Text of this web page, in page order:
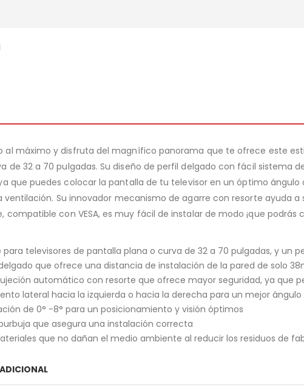
al máximo y disfruta del magnífico panorama que te ofrece este
de 32 a 70 pulgadas. Su diseño de perfil delgado con fácil
que puedes colocar la pantalla de tu televisor en un óptimo
Su innovador mecanismo de agarre con resorte ayuda
compatible con VESA, es muy fácil de instalar de modo ¡que
televisores de pantalla plana o curva de 32 a 70 pulgadas, y un
que ofrece una distancia de instalación de la pared de solo
automático con resorte que ofrece mayor seguridad, ya que
lateral hacia la izquierda o hacia la derecha para un mejor ángulo
de 0° -8° para un posicionamiento y visión óptimos
que asegura una instalación correcta
que no dañan el medio ambiente al reducir los residuos de